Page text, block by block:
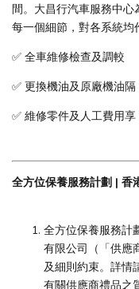
間。大昌行汽車服務中
每一個細節，對各系統均
✅ 全車維修檢查及調較
✅ 更換機油及原廠機油隔
✅ 維修零件及人工費用
全方位保養服務計劃 | 香
全方位保養服務計
有限公司（「供應
及細則約束。詳情
有關供應商禮品之